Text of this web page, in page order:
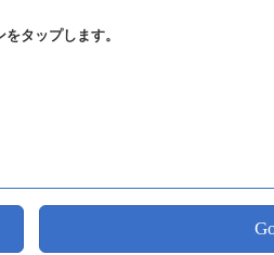
タップします。